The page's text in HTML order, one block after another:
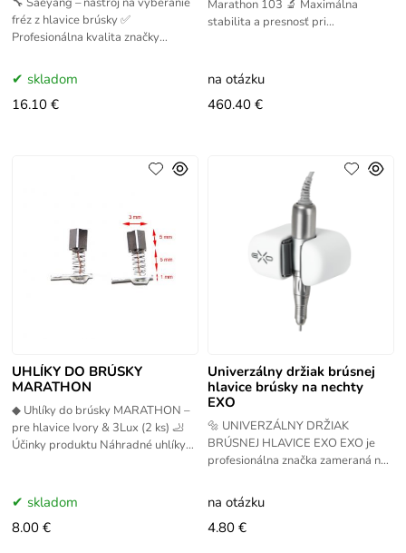
fréz z hlavice brúsky ✅
Profesionálna kvalita značky
značka špecializujúca sa na
skladom
16.10 €
Marathon 103 🔬 Maximálna
stabilita a presnosť pri
uznávaných
na otázku
460.40 €
UHLÍKY DO BRÚSKY
MARATHON
◆ Uhlíky do brúsky MARATHON –
pre hlavice Ivory & 3Lux (2 ks) 🦶
Účinky produktu Náhradné uhlíky
skladom
8.00 €
Univerzálny držiak brúsnej
hlavice brúsky na nechty
EXO
🔩 UNIVERZÁLNY DRŽIAK
BRÚSNEJ HLAVICE EXO EXO je
profesionálna značka zameraná na
pedikúru. Vyznačuje sa vysokou
kvalitou
na otázku
4.80 €